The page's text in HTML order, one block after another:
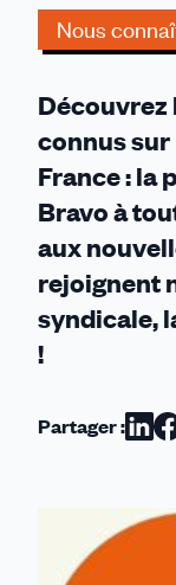
Nous
connus sur
France : la
Bravo à
aux
rejoignent
syndicale,
!
Partager :